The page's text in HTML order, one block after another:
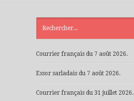
Courrier français du 7 août 2026.
Essor sarladais du 7 août 2026.
Courrier français du 31 juillet 2026.